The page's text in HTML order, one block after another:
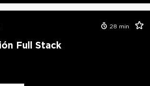
28 min
Full Stack